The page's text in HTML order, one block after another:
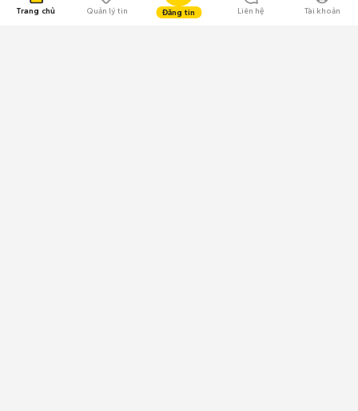
Trang chủ Quản lý tin Đăng tin Liên hệ Tài khoản